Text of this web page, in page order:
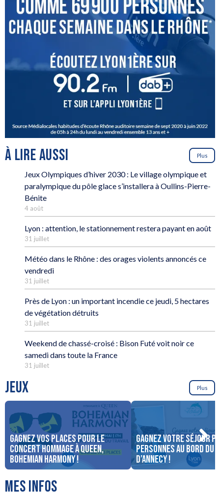
À LIRE AUSSI Plus
Jeux Olympiques d’hiver 2030 : Le village olympique et
paralympique du pôle glace s’installera à Oullins-Pierre-
Bénite
4 août
Lyon : attention, le stationnement restera payant en août
31 juillet
Météo dans le Rhône : des orages violents annoncés ce
vendredi
31 juillet
Près de Lyon : un important incendie ce jeudi, 5 hectares
de végétation détruits
31 juillet
Weekend de chassé-croisé : Bison Futé voit noir ce
samedi dans toute la France
31 juillet
JEUX Plus
Gagnez vos places pour le
concert Hommage à Queen,
Bohemian Harmony !
Gagnez votre séjour
personnes au bord du
d’Annecy !
MES INFOS